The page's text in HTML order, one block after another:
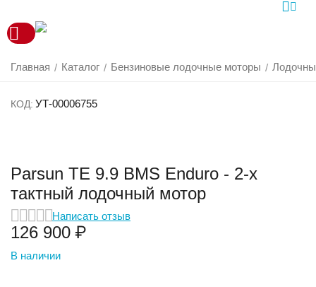
Главная / Каталог / Бензиновые лодочные моторы /
КОД: УТ-00006755
Parsun TE 9.9 BMS Enduro - 2-х
тактный лодочный мотор
Написать отзыв
126 900 ₽
В наличии